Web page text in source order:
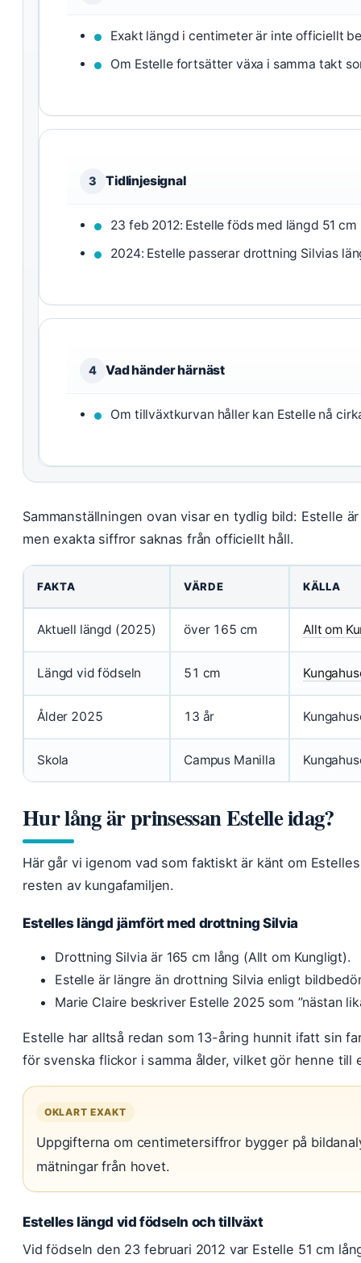
Exakt längd i centimeter är inte officiellt
Om Estelle fortsätter växa i samma takt
3 Tidlinjesignal
23 feb 2012: Estelle föds med längd 51 cm
2024: Estelle passerar drottning Silvias
4 Vad händer härnäst
Om tillväxtkurvan håller kan Estelle nå
Sammanställningen ovan visar en tydlig bild: Estelle
men exakta siffror saknas från officiellt håll.
FAKTA VÄRDE KÄLLA
Aktuell längd (2025) över 165 cm Allt om
Längd vid födseln 51 cm
Ålder 2025 13 år
Skola Campus Manilla
Hur lång är prinsessan Estelle idag?
Här går vi igenom vad som faktiskt är känt om
resten av kungafamiljen.
Estelles längd jämfört med drottning Silvia
Drottning Silvia är 165 cm lång (Allt om Kungligt).
Estelle är längre än drottning Silvia enligt
Marie Claire beskriver Estelle 2025 som ”nästan
Estelle har alltså redan som 13-åring hunnit ifatt sin
för svenska flickor i samma ålder, vilket gör henne till
OKLART EXAKT
Uppgifterna om centimetersiffror bygger på
mätningar från hovet.
Estelles längd vid födseln och tillväxt
Vid födseln den 23 februari 2012 var Estelle 51 cm